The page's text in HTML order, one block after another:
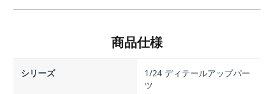
商品仕様
シリーズ
1/24 ディテールアップパー
ツ